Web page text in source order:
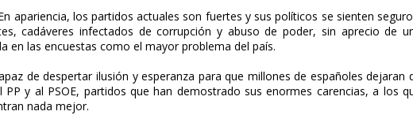
apariencia, los partidos actuales son fuertes y sus políticos se sienten
cadáveres infectados de corrupción y abuso de poder, sin aprecio de
en las encuestas como el mayor problema del país.
de despertar ilusión y esperanza para que millones de españoles dejaran
y al PSOE, partidos que han demostrado sus enormes carencias, a los
nada mejor.